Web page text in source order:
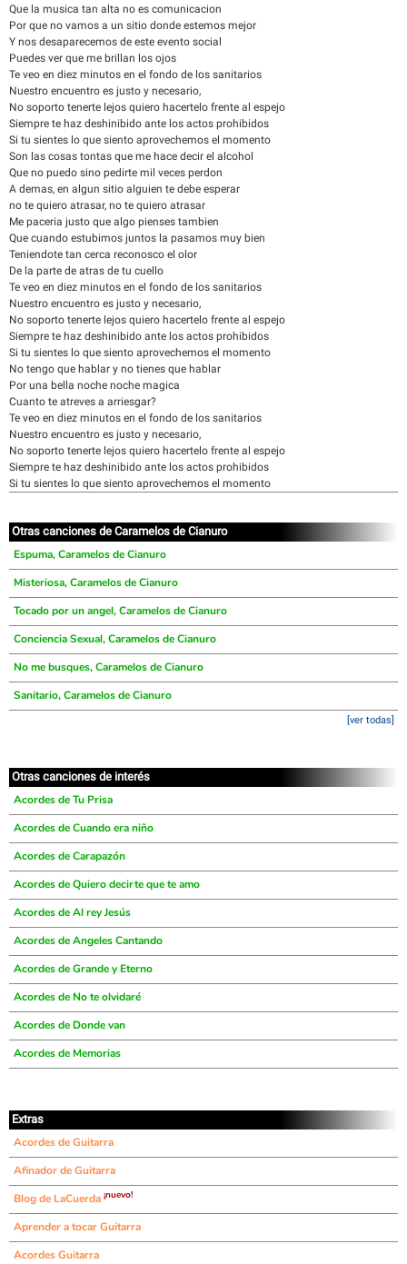
Que la musica tan alta no es comunicacion
Por que no vamos a un sitio donde estemos mejor
Y nos desaparecemos de este evento social
Puedes ver que me brillan los ojos
Te veo en diez minutos en el fondo de los sanitarios
Nuestro encuentro es justo y necesario,
No soporto tenerte lejos quiero hacertelo frente al espejo
Siempre te haz deshinibido ante los actos prohibidos
Si tu sientes lo que siento aprovechemos el momento
Son las cosas tontas que me hace decir el alcohol
Que no puedo sino pedirte mil veces perdon
A demas, en algun sitio alguien te debe esperar
no te quiero atrasar, no te quiero atrasar
Me paceria justo que algo pienses tambien
Que cuando estubimos juntos la pasamos muy bien
Teniendote tan cerca reconosco el olor
De la parte de atras de tu cuello
Te veo en diez minutos en el fondo de los sanitarios
Nuestro encuentro es justo y necesario,
No soporto tenerte lejos quiero hacertelo frente al espejo
Siempre te haz deshinibido ante los actos prohibidos
Si tu sientes lo que siento aprovechemos el momento
No tengo que hablar y no tienes que hablar
Por una bella noche noche magica
Cuanto te atreves a arriesgar?
Te veo en diez minutos en el fondo de los sanitarios
Nuestro encuentro es justo y necesario,
No soporto tenerte lejos quiero hacertelo frente al espejo
Siempre te haz deshinibido ante los actos prohibidos
Si tu sientes lo que siento aprovechemos el momento
Otras canciones de Caramelos de Cianuro
Espuma, Caramelos de Cianuro
Misteriosa, Caramelos de Cianuro
Tocado por un angel, Caramelos de Cianuro
Conciencia Sexual, Caramelos de Cianuro
No me busques, Caramelos de Cianuro
Sanitario, Caramelos de Cianuro
[ver todas]
Otras canciones de interés
Acordes de Tu Prisa
Acordes de Cuando era niño
Acordes de Carapazón
Acordes de Quiero decirte que te amo
Acordes de Al rey Jesús
Acordes de Angeles Cantando
Acordes de Grande y Eterno
Acordes de No te olvidaré
Acordes de Donde van
Acordes de Memorias
Extras
Acordes de Guitarra
Afinador de Guitarra
Blog de LaCuerda ¡nuevo!
Aprender a tocar Guitarra
Acordes Guitarra